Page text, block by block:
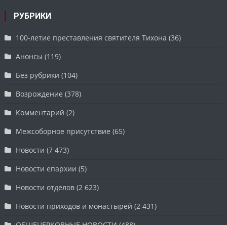
РУБРИКИ
100-летие преставления святителя Тихона (36)
Анонсы (119)
Без рубрики (104)
Возрождение (378)
Комментарий (2)
Межсоборное присутствие (65)
Новости (7 473)
Новости епархии (5)
Новости отделов (2 623)
Новости приходов и монастырей (2 431)